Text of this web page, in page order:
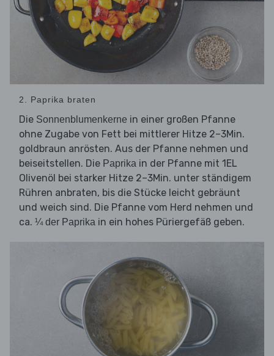
2. Paprika braten
Die Sonnenblumenkerne in einer großen Pfanne
ohne Zugabe von Fett bei mittlerer Hitze 2–3Min.
goldbraun anrösten. Aus der Pfanne nehmen und
beiseitstellen. Die Paprika in der Pfanne mit 1EL
Olivenöl bei starker Hitze 2–3Min. unter ständigem
Rühren anbraten, bis die Stücke leicht gebräunt
und weich sind. Die Pfanne vom Herd nehmen und
ca. ¼ der Paprika in ein hohes Püriergefäß geben.